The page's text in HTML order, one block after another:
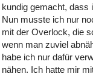
kundig gemacht, dass
Nun musste ich nur
mit der Overlock, die
wenn man zuviel
habe ich nur dafür
nähen. Ich hatte mir